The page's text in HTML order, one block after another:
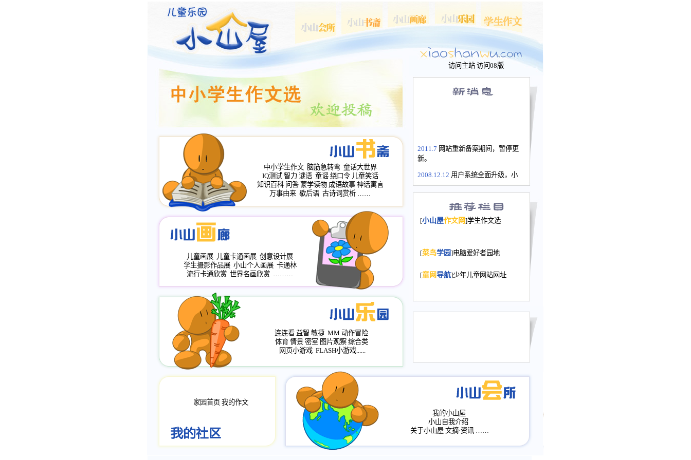
访问主站 访问08版
2011.7 网站重新备案期间，暂停更
新。
2008.12.12 用户系统全面升级，小
山屋主站、作文网、学生作文、家
长会、家园网－个人空间，用户一
次注册全部通行。
2008.12.12家园网正式运行，域
年，2009版提前启用，小山屋全面
小山画廊均增加多个新栏目。。
评分、顶功能，作文宝典改版。
[小山屋作文网]学生作文选
[菜鸟学园]电脑爱好者园地
[童网导航]少年儿童网站网址
中小学生作文 脑筋急转弯 童话大世界
IQ测试 智力 谜语 童谣 绕口令 儿童笑话
知识百科 问答 蒙学读物 成语故事 神话寓言
万事由来 歇后语 古诗词赏析 ……
儿童画展 儿童卡通画展 创意设计展
学生摄影作品展 小山个人画展 卡通林
流行卡通欣赏 世界名画欣赏 ………
连连看 益智 敏捷 MM 动作冒险
体育 情景 密室 图片观察 综合类
网页小游戏 FLASH小游戏......
家园首页 我的作文
我的小山屋
小山自我介绍
关于小山屋 文摘·资讯 ……